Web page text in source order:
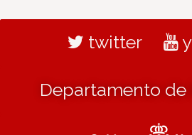
twitter
Departamento de